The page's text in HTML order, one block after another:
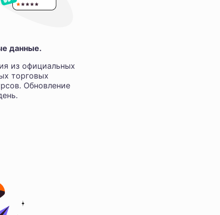
данные.
из официальных
торговых
Обновление